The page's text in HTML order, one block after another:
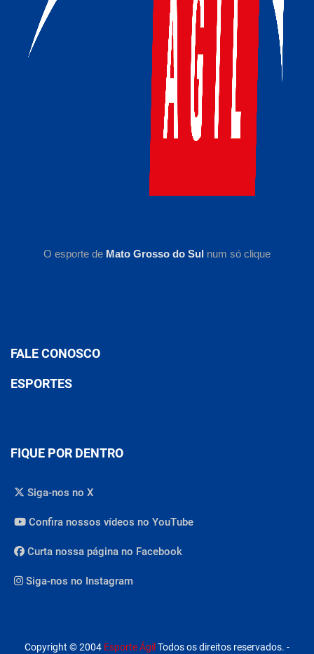
O esporte de Mato Grosso do Sul num só clique
FALE CONOSCO
ESPORTES
FIQUE POR DENTRO
Siga-nos no X
Confira nossos vídeos no YouTube
Curta nossa página no Facebook
Siga-nos no Instagram
Copyright © 2004 Esporte Ágil Todos os direitos reservados. -